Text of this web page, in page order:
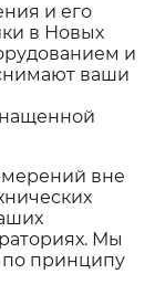
и его
в Новых
и
ваши
вне
Мы
принципу